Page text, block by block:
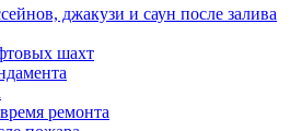
джакузи и саун после залива
шахт
ремонта